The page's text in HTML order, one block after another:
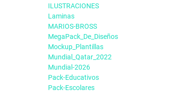
ILUSTRACIONES
Laminas
MARIOS-BROSS
MegaPack_De_Diseños
Mockup_Plantillas
Mundial_Qatar_2022
Mundial-2026
Pack-Educativos
Pack-Escolares